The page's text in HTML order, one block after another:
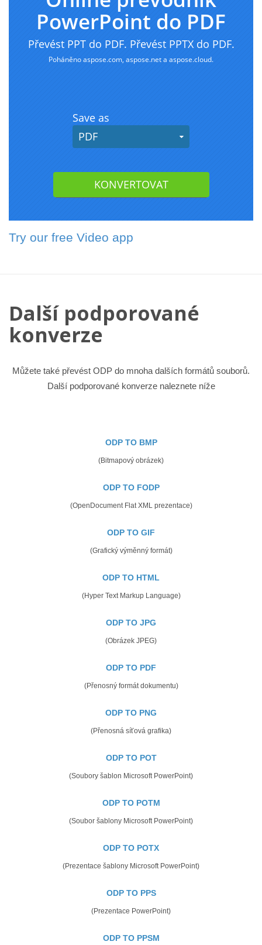
Try our free Video app
Další podporované
konverze
Můžete také převést ODP do mnoha dalších formátů souborů.
Další podporované konverze naleznete níže
ODP TO BMP
(Bitmapový obrázek)
ODP TO FODP
(OpenDocument Flat XML prezentace)
ODP TO GIF
(Grafický výměnný formát)
ODP TO HTML
(Hyper Text Markup Language)
ODP TO JPG
(Obrázek JPEG)
ODP TO PDF
(Přenosný formát dokumentu)
ODP TO PNG
(Přenosná síťová grafika)
ODP TO POT
(Soubory šablon Microsoft PowerPoint)
ODP TO POTM
(Soubor šablony Microsoft PowerPoint)
ODP TO POTX
(Prezentace šablony Microsoft PowerPoint)
ODP TO PPS
(Prezentace PowerPoint)
ODP TO PPSM